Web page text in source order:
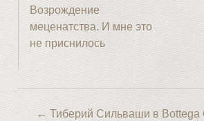
Возрождение
меценатства. И мне это
не приснилось
← Тиберий Сильваши в Bottega